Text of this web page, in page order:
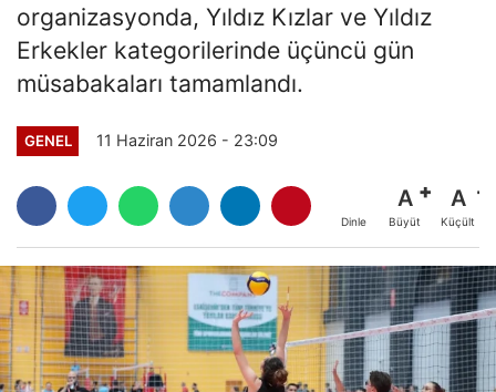
organizasyonda, Yıldız Kızlar ve Yıldız
Erkekler kategorilerinde üçüncü gün
müsabakaları tamamlandı.
GENEL 11 Haziran 2026 - 23:09
Dinle
A
Büyüt
A
Küçült